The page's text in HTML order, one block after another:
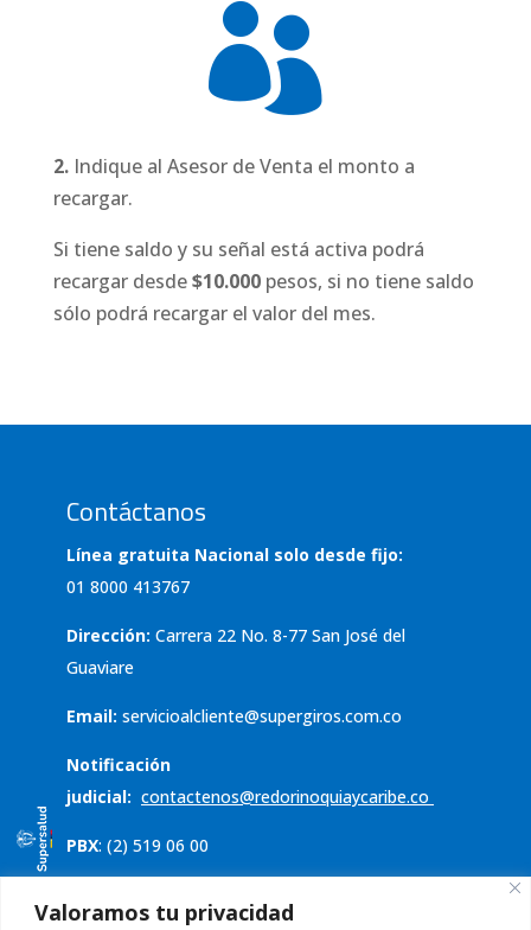
Valoramos tu privacidad

2.Indique al Asesor de Venta el monto a
recargar.
Si tiene saldo y su señal está activa podrá
recargar desde$10.000pesos, si no tiene saldo
sólo podrá recargar el valor del mes.
Contáctanos
Línea gratuita Nacional solo desde fijo:
01 8000 413767
Dirección: Carrera 22 No. 8-77 San José del
Guaviare
Email: servicioalcliente@supergiros.com.co
Notificación
judicial: contactenos@redorinoquiaycaribe.co
PBX: (2) 519 06 00
Servicio al cliente